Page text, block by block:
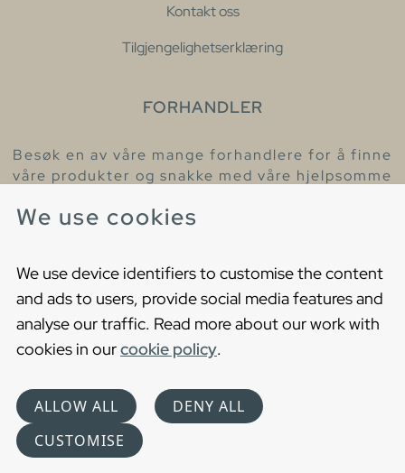
We use cookies
We use device identifiers to customise the content
and ads to users, provide social media features and
analyse our traffic. Read more about our work with
cookies in ourcookie policy.
ALLOW ALL
DENY ALL
CUSTOMISE
Kontakt oss
Tilgjengelighetserklæring
FORHANDLER
Besøk en av våre mange forhandlere for å finne
våre produkter og snakke med våre hjelpsomme
Cookies
Privacy statement
Choose language